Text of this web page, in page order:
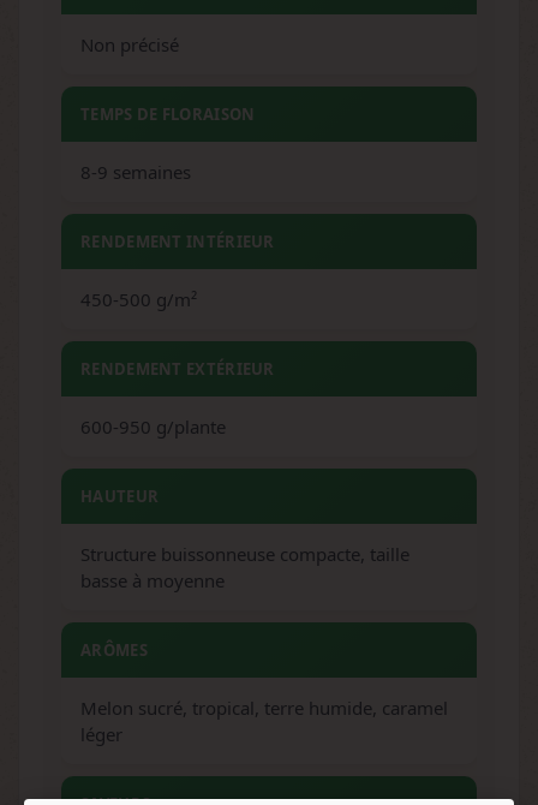
Non précisé
TEMPS DE FLORAISON
8-9 semaines
RENDEMENT INTÉRIEUR
450-500 g/m²
RENDEMENT EXTÉRIEUR
600-950 g/plante
HAUTEUR
Structure buissonneuse compacte, taille
basse à moyenne
ARÔMES
Melon sucré, tropical, terre humide, caramel
léger